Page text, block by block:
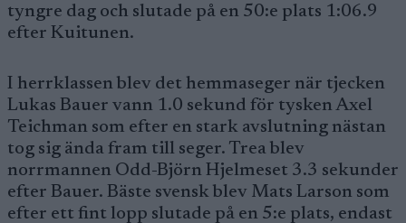
tyngre dag och slutade på en 50:e plats 1:06.9
efter Kuitunen.
I herrklassen blev det hemmaseger när tjecken
Lukas Bauer vann 1.0 sekund för tysken Axel
Teichman som efter en stark avslutning nästan
tog sig ända fram till seger. Trea blev
norrmannen Odd-Björn Hjelmeset 3.3 sekunder
efter Bauer. Bäste svensk blev Mats Larson som
efter ett fint lopp slutade på en 5:e plats, endast